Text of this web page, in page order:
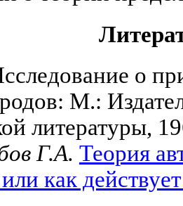
о
М.:
литературы,
Г.А. Теория
как